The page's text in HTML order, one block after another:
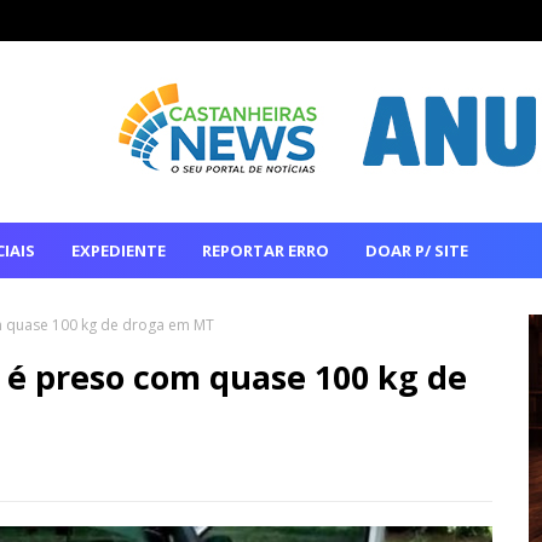
EXPEDIENTE REPORTAR ERRO DOAR P/ SITE
100 kg de droga em MT
preso com quase 100 kg de